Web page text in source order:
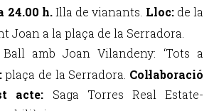
24.00 h.Illa de vianants. Lloc: de la
Joan a la plaça de la Serradora.
Ball amb Joan Vilandeny: ‘Tots a
plaça de la Serradora. Col·laboració
acte: Saga Torres Real Estate-